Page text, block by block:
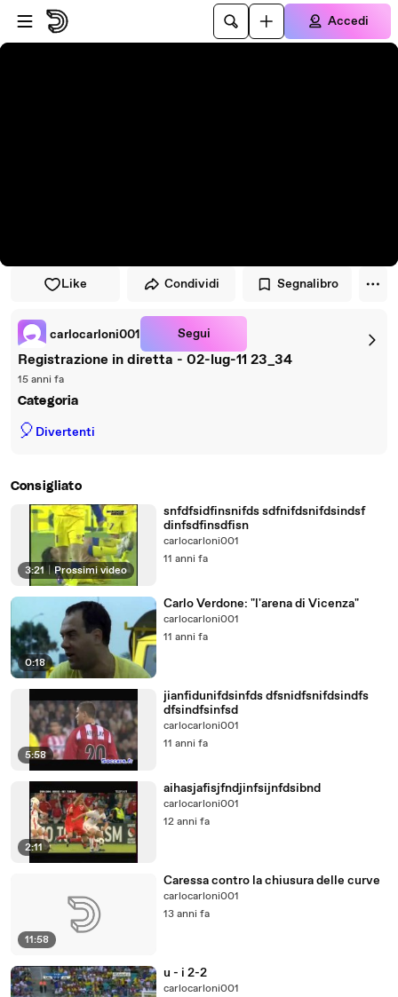
Vai al lettore
Passa al contenuto principale
Accedi
Like Condividi Segnalibro
carlocarloni001 Segui
Registrazione in diretta - 02-lug-11 23_34
15 anni fa
Categoria
🎈 Divertenti
Consigliato
3:21 | Prossimi video
snfdfsidfinsnifds sdfnifdsnifdsindsf
dinfsdfinsdfisn
carlocarloni001
11 anni fa
0:18
Carlo Verdone: "l'arena di Vicenza"
carlocarloni001
11 anni fa
5:58
jianfidunifdsinfds dfsnidfsnifdsindfs
dfsindfsinfsd
carlocarloni001
11 anni fa
2:11
aihasjafisjfndjinfsijnfdsibnd
carlocarloni001
12 anni fa
11:58
Caressa contro la chiusura delle curve
carlocarloni001
13 anni fa
u - i 2-2
carlocarloni001